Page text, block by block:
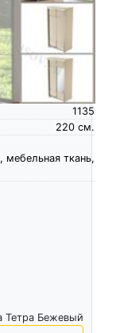
1135
см.
220
мебельная ткань,
Тетра Бежевый